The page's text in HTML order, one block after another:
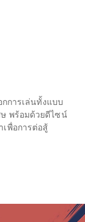
การเล่นทั้งแบบ
พร้อมด้วยดีไซน์
พื่อการต่อสู้